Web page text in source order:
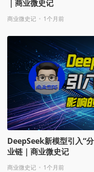
｜商业微史记
商业微史记 1个月前
DeepSeek新模型引入“
业链｜商业微史记
商业微史记 1个月前